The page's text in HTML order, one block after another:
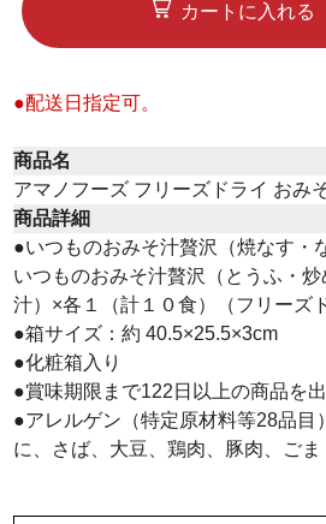
カートに入れる
●配送日指定可。
商品名
アマノフーズ フリーズドライ おみ
商品詳細
●いつものおみそ汁贅沢（焼なす・
いつものおみそ汁贅沢（とうふ・
汁）×各１（計１０食）（フリーズ
●箱サイズ：約 40.5×25.5×3cm
●化粧箱入り
●賞味期限まで122日以上の商品を
●アレルゲン（特定原材料等28品目
に、さば、大豆、鶏肉、豚肉、ごま